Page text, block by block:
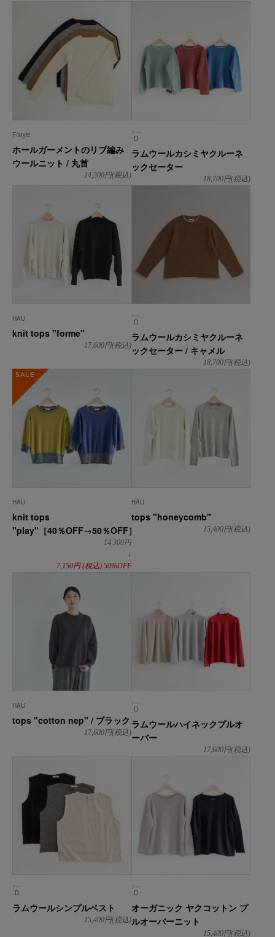
F/style
ホールガーメントのリブ編み
ウールニット / 丸首
14,300円(税込)
D
ディー
ラムウールカシミヤクルーネ
ックセーター
18,700円(税込)
HAU
knit tops "forme"
17,600円(税込)
D
ディー
ラムウールカシミヤクルーネ
ックセーター / キャメル
18,700円(税込)
HAU
knit tops
"play"［40％OFF→50％OFF］
14,300円
↓
7,150円(税込) 50%OFF
HAU
tops "honeycomb"
15,400円(税込)
HAU
tops "cotton nep" / ブラック
17,600円(税込)
D
ディー
ラムウールハイネックプルオ
ーバー
17,600円(税込)
D
ディー
ラムウールシンプルベスト
15,400円(税込)
D
ディー
オーガニック ヤクコットン プ
ルオーバーニット
15,400円(税込)